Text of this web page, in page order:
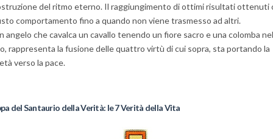
del ritmo eterno. Il raggiungimento di ottimi risultati ottenuti
comportamento fino a quando non viene trasmesso ad altri.
angelo che cavalca un cavallo tenendo un fiore sacro e una colomba
rappresenta la fusione delle quattro virtù di cui sopra, sta portando la
verso la pace.
del Santaurio della Verità: le 7 Verità della Vita